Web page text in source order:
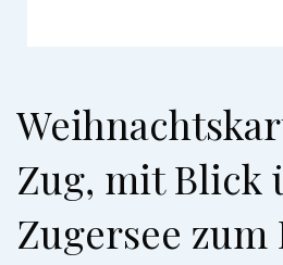
Zug, mit Blick
Zugersee zum